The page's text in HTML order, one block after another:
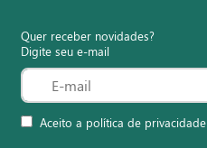
Quer receber novidades?
Digite seu e-mail
Aceito a política de privacidade